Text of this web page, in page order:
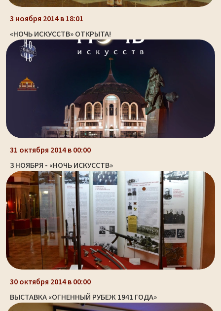
3 ноября 2014 в 18:01
«НОЧЬ ИСКУССТВ» ОТКРЫТА!
31 октября 2014 в 00:00
3 НОЯБРЯ - «НОЧЬ ИСКУССТВ»
30 октября 2014 в 00:00
ВЫСТАВКА «ОГНЕННЫЙ РУБЕЖ 1941 ГОДА»